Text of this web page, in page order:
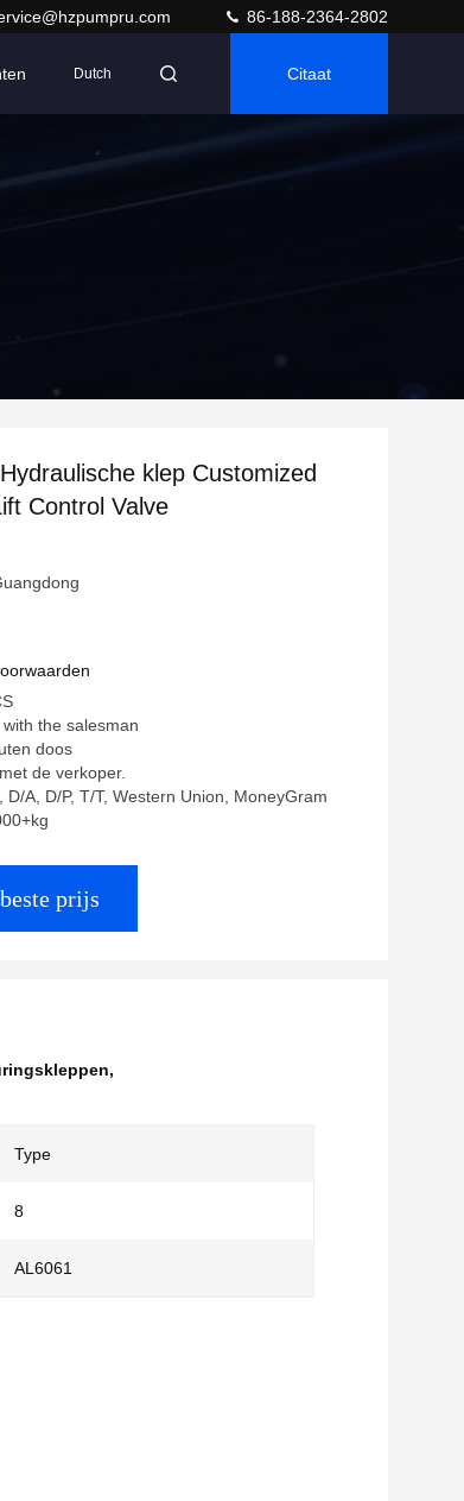
86-188-2364-2802
Dutch Citaat
klep Customized
Control Valve
the salesman
doos
de verkoper.
D/A, D/P, T/T, Western Union, MoneyGram
prijs
,
Type
8
AL6061